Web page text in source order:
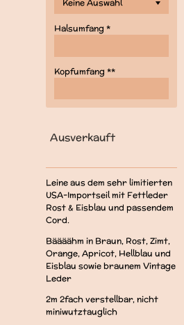
Halsumfang *
Kopfumfang **
Ausverkauft
Leine aus dem sehr limitierten
USA-Importseil mit Fettleder
Rost & Eisblau und passendem
Cord.
Bäääähm in Braun, Rost, Zimt,
Orange, Apricot, Hellblau und
Eisblau sowie braunem Vintage
Leder
2m 2fach verstellbar, nicht
miniwutztauglich